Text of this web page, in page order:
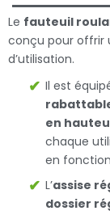
Le fauteuil
conçu pour offrir
d’utilisation.
Il est
en
chaque
en
L’assise
dossier